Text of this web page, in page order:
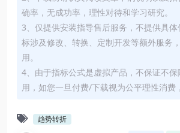
确率，无成功率，理性对待和学习研究。
3、仅提供安装指导售后服务，不提供具
标涉及修改、转换、定制开发等额外服务
用。
4、由于指标公式是虚拟产品，不保证不
用，如您一旦付费/下载视为公平理性消费
趋势转折